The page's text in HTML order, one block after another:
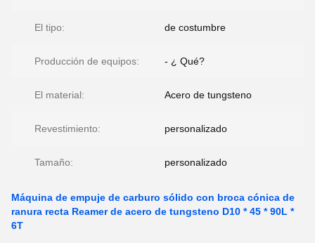
El tipo: de costumbre
Producción de equipos: - ¿ Qué?
El material: Acero de tungsteno
Revestimiento: personalizado
Tamaño: personalizado
Máquina de empuje de carburo sólido con broca cónica de
ranura recta Reamer de acero de tungsteno D10 * 45 * 90L *
6T